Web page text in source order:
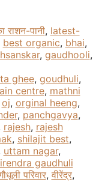
पानी, latest-
best organic, bhai,
, gaudhooli,
ghee, goudhuli,
centre, mathni
oj, orginal heeng,
, panchgavya,
rajesh, rajesh
, shilajit best,
uttam nagar,
gaudhuli
परिवार, वीरेंद्र,